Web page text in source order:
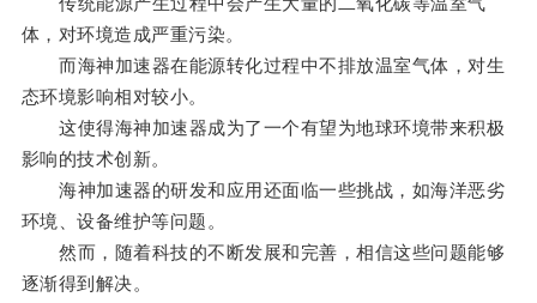
体，对环境造成严重污染。
而海神加速器在能源转化过程中不排放温室气体，对生
态环境影响相对较小。
这使得海神加速器成为了一个有望为地球环境带来积极
影响的技术创新。
海神加速器的研发和应用还面临一些挑战，如海洋恶劣
环境、设备维护等问题。
然而，随着科技的不断发展和完善，相信这些问题能够
逐渐得到解决。